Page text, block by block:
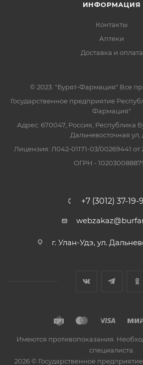
ИНФОРМАЦИЯ
Контакты
Аптеки
Доставка и оплата
© 2023. "Бурят-Фармация" Все
Государственное предприятие
Фармация"
Адрес: 670047, Россия, Республика
Дальневосточная ул,
Лицензия: Л042-01171-03/00269441 от
ОГРН -
+7 (3012) 37-19-
г. Улан-Удэ, ул.
Имеются противопоказания.
специалиста.
2026 © Государственное